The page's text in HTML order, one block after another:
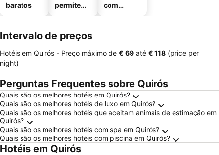
baratos
permitem
com
Intervalo de preços
Hotéis em Quirós - Preço máximo de ‎€ 69 até ‎€ 118 (price per
night)
Perguntas Frequentes sobre Quirós
Quais são os melhores hotéis em Quirós?
Quais são os melhores hotéis de luxo em Quirós?
Quais são os melhores hotéis que aceitam animais de estimação em
Quirós?
Quais são os melhores hotéis com spa em Quirós?
Quais são os melhores hotéis com piscina em Quirós?
Hotéis em Quirós